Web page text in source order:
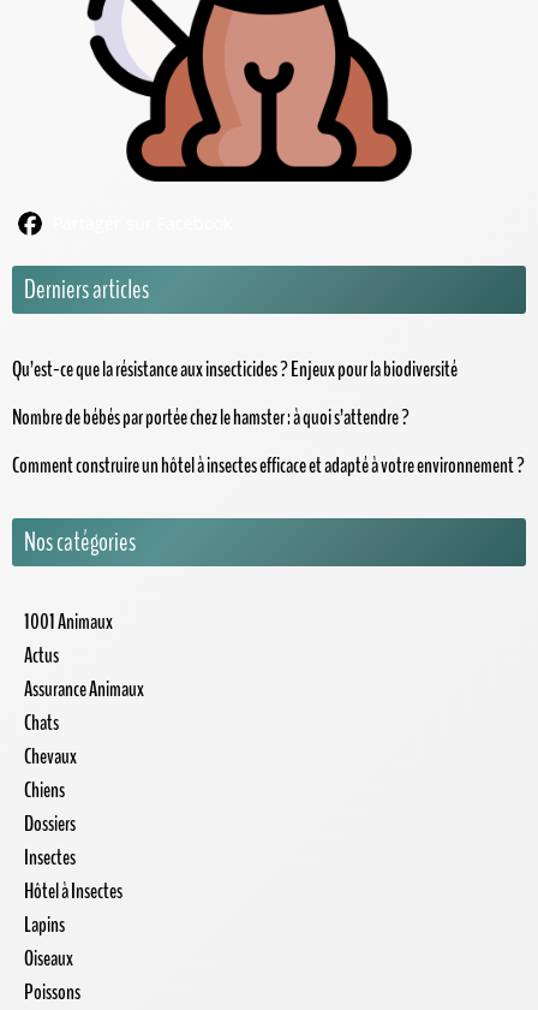
Derniers articles
Qu’est-ce que la résistance aux insecticides ? Enjeux pour la biodiversité
Nombre de bébés par portée chez le hamster : à quoi s’attendre ?
Comment construire un hôtel à insectes efficace et adapté à votre environnement ?
Nos catégories
1001 Animaux
Actus
Assurance Animaux
Chats
Chevaux
Chiens
Dossiers
Insectes
Hôtel à Insectes
Lapins
Oiseaux
Poissons